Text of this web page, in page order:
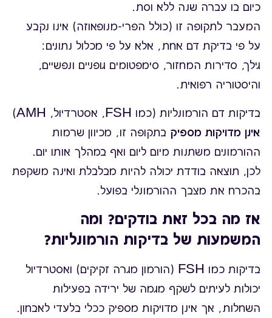
כיום בו עברה שנה ללא וסת.
המעבר לתקופה זו (כולל הפרי-מנופאוזה) אינו נקבע
על פי בדיקת דם אחת, אלא על פי מכלול נתונים:
גילך, סדירות המחזור, סימפטומים גופניים ונפשיים,
והיסטוריה רפואית.
בדיקות דם הורמונליות (כמו FSH, אסטרדיול, AMH)
אינן מדויקות מספיק בתקופה זו, מכיוון שרמות
ההורמונים משתנות מיום ליום ואף במהלך אותו יום.
לכן, תוצאה בודדת יכולה להיות מבלבלת ואינה משקפת
בהכרח את מצבך ההורמונלי בפועל.
אז מה בכל זאת בודקים? ומה
המשמעות של בדיקות הורמונליות?
בדיקות כמו FSH (הורמון מגרה זקיקים) ואסטרדיול
יכולות לעיתים לשקף מגמה של ירידה בפעילות
השחלות, אך אינן מדויקות מספיק ככלי בלעדי לאבחון.